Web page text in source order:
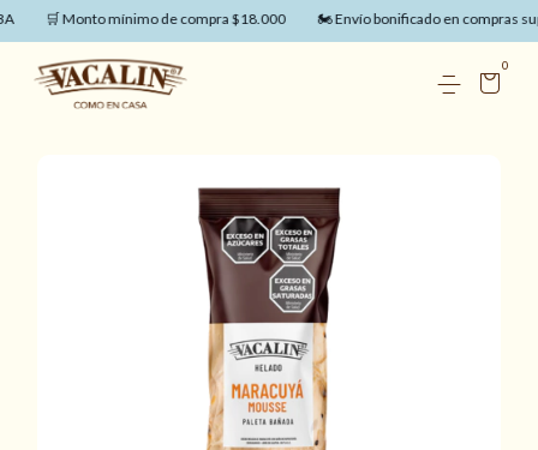
🛒 Monto mínimo de compra $18.000 🏍️ Envío bonificado en compras
0